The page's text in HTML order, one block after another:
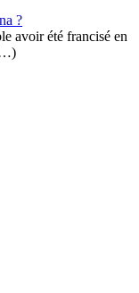
?
avoir été francisé en